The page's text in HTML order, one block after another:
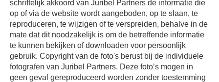
schriftelijk akkoord van Juribel Partners de informatie die
op of via de website wordt aangeboden, op te slaan, te
reproduceren, te wijzigen of te verspreiden, behalve in de
mate dat dit noodzakelijk is om de betreffende informatie
te kunnen bekijken of downloaden voor persoonlijk
gebruik. Copyright van de foto's berust bij de individuele
fotografen van Juribel Partners. Deze foto’s mogen in
geen geval gereproduceerd worden zonder toestemming